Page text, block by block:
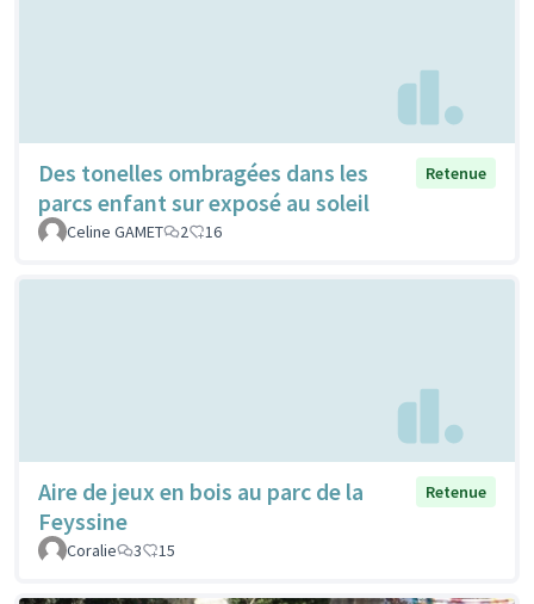
Des tonelles ombragées dans les
parcs enfant sur exposé au soleil
Retenue
Celine GAMET 2 16
Aire de jeux en bois au parc de la
Feyssine
Retenue
Coralie 3 15